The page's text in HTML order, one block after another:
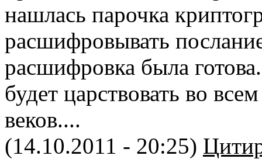
нашлась парочка
расшифровывать
расшифровка была
будет царствовать во
веков....
(14.10.2011 - 20:25)